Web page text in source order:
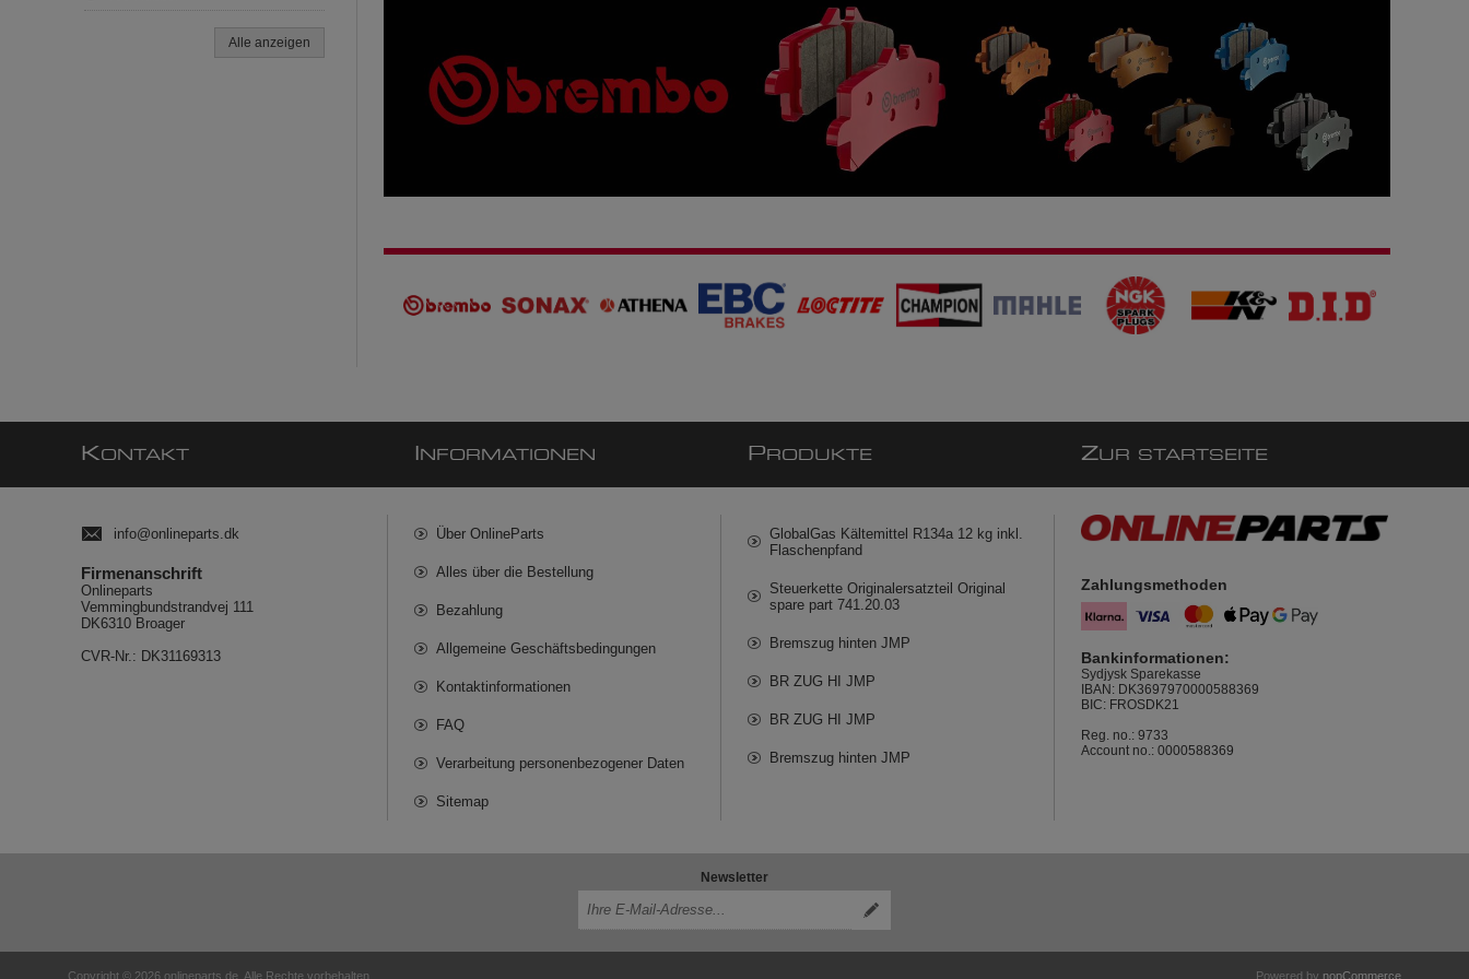
Alle anzeigen
KONTAKT
info@onlineparts.dk
Firmenanschrift
Onlineparts
Vemmingbundstrandvej 111
DK6310 Broager
CVR-Nr.: DK31169313
NFORMATIONEN
Über OnlineParts
Alles über die Bestellung
Bezahlung
Allgemeine Geschäftsbedingungen
Kontaktinformationen
FAQ
Verarbeitung personenbezogener Daten
Sitemap
P RODUKTE
GlobalGas Kältemittel R134a 12 kg inkl.
Flaschenpfand
Steuerkette Originalersatzteil Original
spare part 741.20.03
Bremszug hinten JMP
BR ZUG HI JMP
BR ZUG HI JMP
Bremszug hinten JMP
ZUR STARTSEITE
Zahlungsmethoden
Bankinformationen:
Sydjysk Sparekasse
IBAN: DK3697970000588369
BIC: FROSDK21
Reg. no.: 9733
Account no.: 0000588369
Newsletter
Copyright © 2026 onlineparts.de. Alle Rechte vorbehalten. Powered by nopCommerce